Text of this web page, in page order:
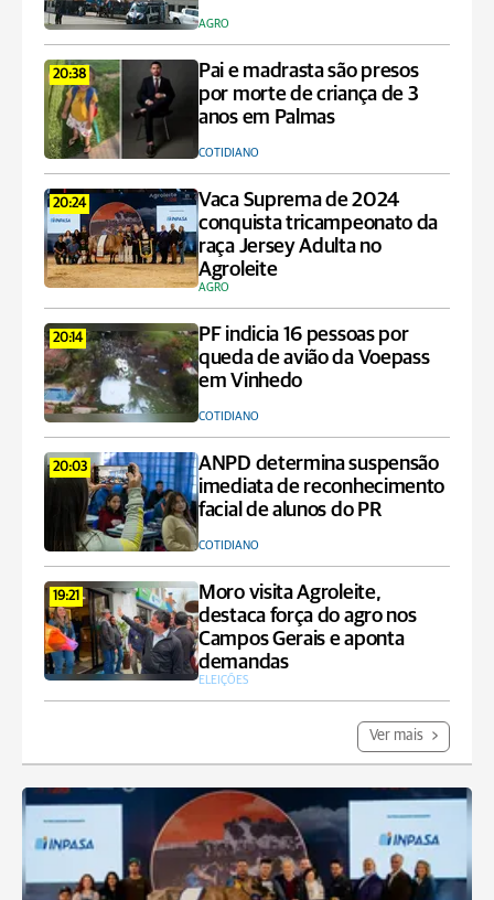
AGRO
20:38
Pai e madrasta são presos
por morte de criança de 3
anos em Palmas
COTIDIANO
20:24
Vaca Suprema de 2024
conquista tricampeonato da
raça Jersey Adulta no
Agroleite
AGRO
20:14
PF indicia 16 pessoas por
queda de avião da Voepass
em Vinhedo
COTIDIANO
20:03
ANPD determina suspensão
imediata de reconhecimento
facial de alunos do PR
COTIDIANO
19:21
Moro visita Agroleite,
destaca força do agro nos
Campos Gerais e aponta
demandas
ELEIÇÕES
Ver mais